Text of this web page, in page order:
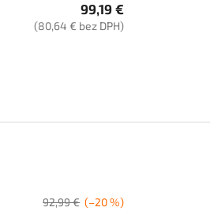
99,19 €
(80,64 € bez DPH)
92,99 € (–20 %)